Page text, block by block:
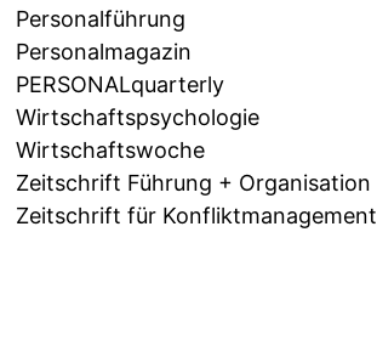
Personalführung
Personalmagazin
PERSONALquarterly
Wirtschaftspsychologie
Wirtschaftswoche
Zeitschrift Führung + Organisation
Zeitschrift für Konfliktmanagement